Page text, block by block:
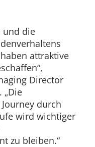
und die
attraktive
Director
„Die
durch
wird wichtiger
zu bleiben.“